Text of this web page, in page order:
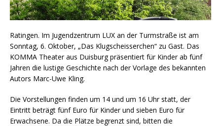
Ratingen. Im Jugendzentrum LUX an der Turmstraße ist am
Sonntag, 6. Oktober, „Das Klugscheisserchen“ zu Gast. Das
KOMMA Theater aus Duisburg präsentiert für Kinder ab fünf
Jahren die lustige Geschichte nach der Vorlage des bekannten
Autors Marc-Uwe Kling.
Die Vorstellungen finden um 14 und um 16 Uhr statt, der
Eintritt beträgt fünf Euro für Kinder und sieben Euro für
Erwachsene. Da die Plätze begrenzt sind, bitten die